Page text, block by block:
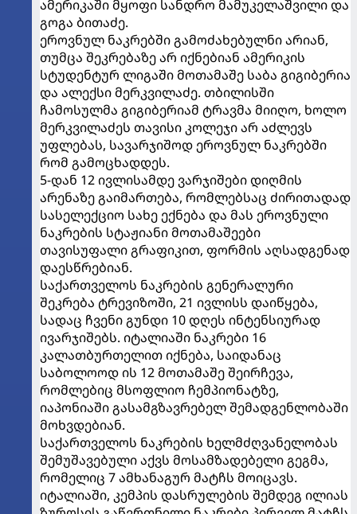
ამერიკაში მყოფი სანდრო მამუკელაშვილი და
გოგა ბითაძე.
ეროვნულ ნაკრებში გამოძახებულნი არიან,
თუმცა შეკრებაზე არ იქნებიან ამერიკის
სტუდენტურ ლიგაში მოთამაშე საბა გიგიბერია
და ალექსი მერკვილაძე. თბილისში
ჩამოსულმა გიგიბერიამ ტრავმა მიიღო, ხოლო
მერკვილაძეს თავისი კოლეჯი არ აძლევს
უფლებას, სავარჯიშოდ ეროვნულ ნაკრებში
რომ გამოცხადდეს.
5-დან 12 ივლისამდე ვარჯიშები დიღმის
არენაზე გაიმართება, რომლებსაც ძირითადად
სასელექციო სახე ექნება და მას ეროვნული
ნაკრების სტაჟიანი მოთამაშეები
თავისუფალი გრაფიკით, ფორმის აღსადგენად
დაესწრებიან.
საქართველოს ნაკრების გენერალური
შეკრება ტრევიზოში, 21 ივლისს დაიწყება,
სადაც ჩვენი გუნდი 10 დღეს ინტენსიურად
ივარჯიშებს. იტალიაში ნაკრები 16
კალათბურთელით იქნება, საიდანაც
საბოლოოდ ის 12 მოთამაშე შეირჩევა,
რომლებიც მსოფლიო ჩემპიონატზე,
იაპონიაში გასამგზავრებელ შემადგენლობაში
მოხვდებიან.
საქართველოს ნაკრების ხელმძღვანელობას
შემუშავებული აქვს მოსამზადებელი გეგმა,
რომელიც 7 ამხანაგურ მატჩს მოიცავს.
იტალიაში, კემპის დასრულების შემდეგ ილიას